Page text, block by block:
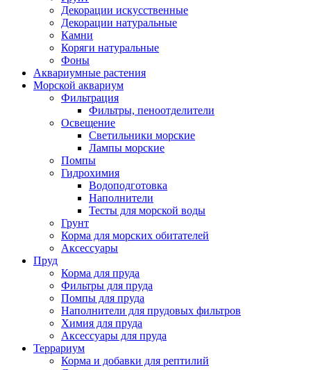
Декорации искусственные
Декорации натуральные
Камни
Коряги натуральные
Фоны
Аквариумные растения
Морской аквариум
Фильтрация
Фильтры, пеноотделители
Освещение
Светильники морские
Лампы морские
Помпы
Гидрохимия
Водоподготовка
Наполнители
Тесты для морской воды
Грунт
Корма для морских обитателей
Аксессуары
Пруд
Корма для пруда
Фильтры для пруда
Помпы для пруда
Наполнители для прудовых фильтров
Химия для пруда
Аксессуары для пруда
Террариум
Корма и добавки для рептилий